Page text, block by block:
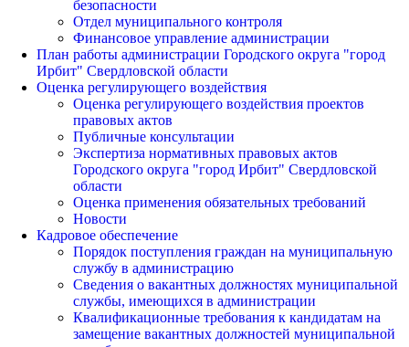
безопасности
Отдел муниципального контроля
Финансовое управление администрации
План работы администрации Городского округа "город
Ирбит" Свердловской области
Оценка регулирующего воздействия
Оценка регулирующего воздействия проектов
правовых актов
Публичные консультации
Экспертиза нормативных правовых актов
Городского округа "город Ирбит" Свердловской
области
Оценка применения обязательных требований
Новости
Кадровое обеспечение
Порядок поступления граждан на муниципальную
службу в администрацию
Сведения о вакантных должностях муниципальной
службы, имеющихся в администрации
Квалификационные требования к кандидатам на
замещение вакантных должностей муниципальной